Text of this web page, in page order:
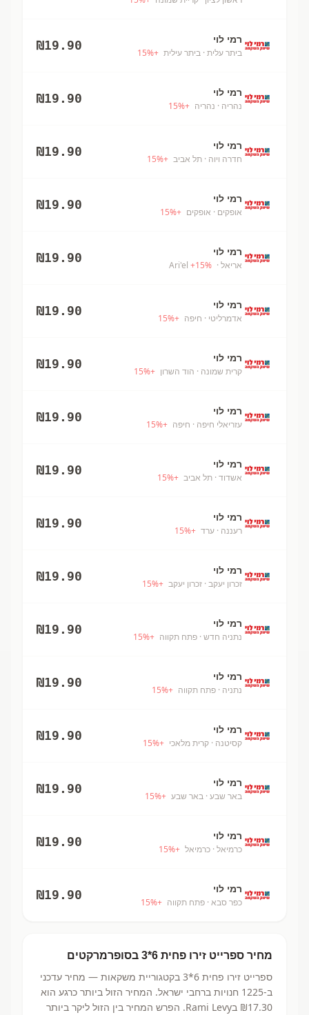
רמי לוי
ביתר עלית · ביתר עילית +
15%
₪19.90
רמי לוי
נהריה · נהריה +
15%
₪19.90
רמי לוי
חדרה ויוה · תל אביב +
15%
₪19.90
רמי לוי
אופקים · אופקים +
15%
₪19.90
רמי לוי
אריאל · Ari'el
+15%
₪19.90
רמי לוי
אדמרליטי · חיפה +
15%
₪19.90
רמי לוי
קרית שמונה · הוד השרון +
15%
₪19.90
רמי לוי
עזריאלי חיפה · חיפה +
15%
₪19.90
רמי לוי
אשדוד · תל אביב +
15%
₪19.90
רמי לוי
רעננה · ערד +
15%
₪19.90
רמי לוי
זכרון יעקב · זכרון יעקב +
15%
₪19.90
רמי לוי
נתניה חדש · פתח תקווה +
15%
₪19.90
רמי לוי
נתניה · פתח תקווה +
15%
₪19.90
רמי לוי
קסיטנה · קרית מלאכי +
15%
₪19.90
רמי לוי
באר שבע · באר שבע +
15%
₪19.90
רמי לוי
כרמיאל · כרמיאל +
15%
₪19.90
רמי לוי
כפר סבא · פתח תקווה +
15%
₪19.90
מחיר ספרייט זירו פחית 6*3 בסופרמרקטים
ספרייט זירו פחית 6*3 בקטגוריית משקאות — מחיר עדכני
ב-1225 חנויות ברחבי ישראל. המחיר הזול ביותר כרגע הוא
₪17.30 בRami Levy.
הפרש המחיר בין הזול ליקר ביותר